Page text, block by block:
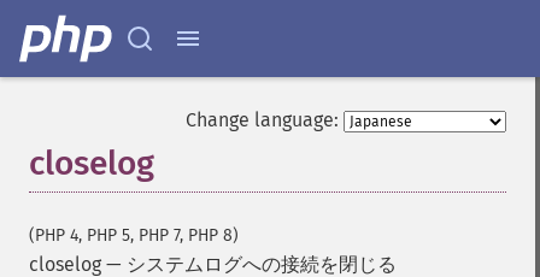
Change language:
closelog
(PHP 4, PHP 5, PHP 7, PHP 8)
closelog — システムログへの接続を閉じる